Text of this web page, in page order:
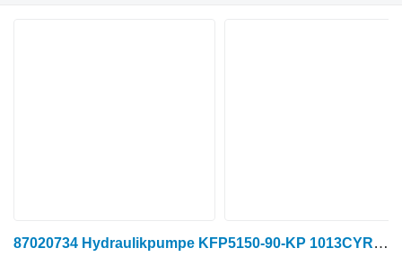
87020734 Hydraulikpumpe KFP5150-90-KP 1013CYRF-SP, Case IH 450, hidraulična pumpa za Case IH 450 traktora točkaša